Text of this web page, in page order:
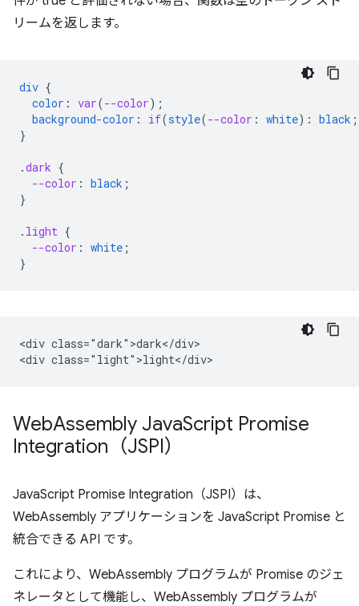
リームを返します。
div {
color : var(--color);
background-color : if(style(--color : white) : black ;
}
.dark {
--color : black ;
}
. light {
--color : white ;
}
<div class="dark">dark</div>
WebAssembly JavaScript Promise
Integration（JSPI）
JavaScript Promise Integration（JSPI）は、
WebAssembly アプリケーションを JavaScript Promise と
統合できる API です。
これにより、WebAssembly プログラムが Promise のジェ
ネレータとして機能し、WebAssembly プログラムが